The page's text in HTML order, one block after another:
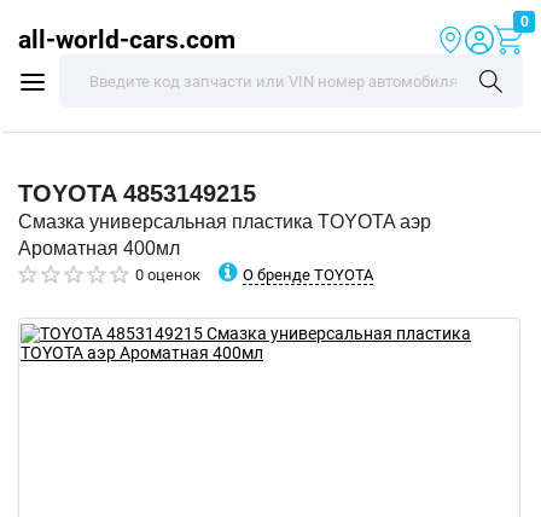
all-world-cars.com
0
TOYOTA 4853149215
Смазка универсальная пластика TOYOTA аэр
Ароматная 400мл
0 оценок О бренде TOYOTA